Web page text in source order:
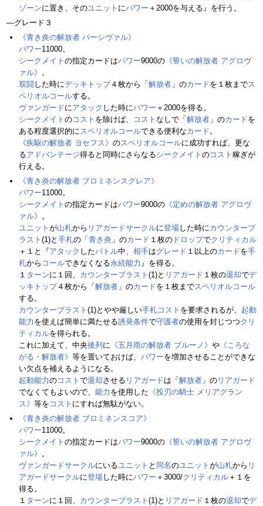
ゾーンに置き、そのユニット にパワー ＋2000を与える』を行う。
―グレード３
《青き炎の解放者 パーシヴァル》
パワー11000。
シークメイト の指定カードはパワー9000の 《誓いの解放者 アグロヴ
ァル》 。
双闘 した時にデッキトップ４枚から「 解放者 」のカードを１枚までス
ペリオルコールする。
ヴァンガードにアタック した時にパワー ＋2000を得る。
シークメイト のコスト を除けば、 コスト なしで「 解放者 」のカードを
ある程度選択的にスペリオルコールできる便利なカード。
《疾駆の解放者 ヨセフス》 のスペリオルコールに成功すれば、更な
るアドバンテージ得ると同時にさらなるシークメイト のコスト 稼ぎが
行える。
《青き炎の解放者 プロミネンスグレア》
パワー11000。
シークメイト の指定カードはパワー9000の 《定めの解放者 アグロヴ
ァル》 。
ユニット が山札から リアガードサークルに登場した時にカウンターブ
ラスト (1)と 手札の「 青き炎 」のカード １枚の ドロップでクリティカル
＋１と『アタック したバトル中、 相手はグレード １以上のカードを手
札から コールできなくなる永続能力 』を得る。
１ ターンに１回、 カウンターブラスト (1)と リアガード １枚の退却でデ
ッキトップ４枚から「 解放者 」のカードを１枚までスペリオルコール
する。
カウンターブラスト (1)とやや厳しい手札コスト を要求されるが、 起動
能力 を使えば簡単に満たせる誘発条件で守護者の使用を封じつつクリ
ティカルを得られる。
これに加えて、中央後列 に 《五月雨の解放者 ブルーノ》 や 《ころな
がる・解放者》 等を置いておけば、 パワーを増加させることができな
い欠点を補えるようになる。
起動能力のコスト で退却させる リアガードは「 解放者 」の リアガード
でなくてもよいので、 能力 を使用した 《投刃の騎士 メリアグラン
ス》 等を コスト にすれば無駄がない。
《青き炎の解放者 プロミネンスコア》
パワー11000。
シークメイト の指定カードはパワー9000の 《誓いの解放者 アグロヴ
ァル》 。
ヴァンガードサークルにいるユニット と 同名のユニット が山札から リ
アガードサークルに登場した時にパワー ＋3000/クリティカル ＋１を
得る。
１ ターンに１回、 カウンターブラスト (1)と リアガード １枚の退却でデ